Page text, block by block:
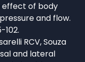
effect of body
and flow.
102.
RCV, Souza
and lateral